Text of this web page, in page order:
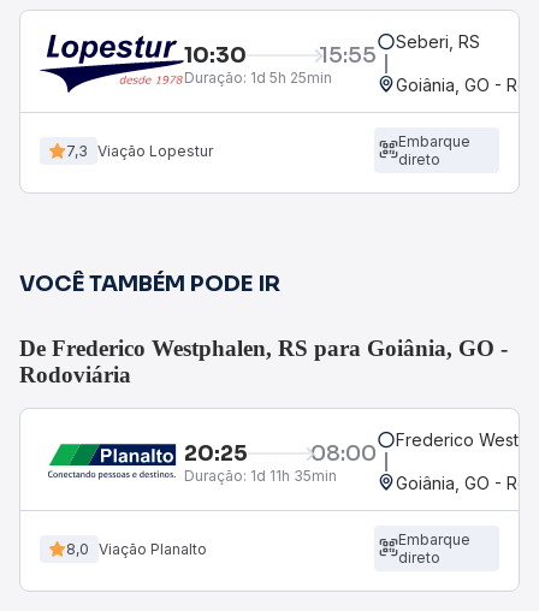
10:30 15:55
Duração: 1d 5h 25min
Seberi, RS
Goiânia, GO -
7,3 Viação Lopestur
Embarque
direto
VOCÊ TAMBÉM PODE IR
De Frederico Westphalen, RS para Goiânia, GO -
Rodoviária
20:25 08:00
Duração: 1d 11h 35min
Frederico
Goiânia, GO -
8,0 Viação Planalto
Embarque
direto